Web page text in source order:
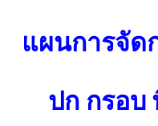
แผนการจัด
ปก กรอบ